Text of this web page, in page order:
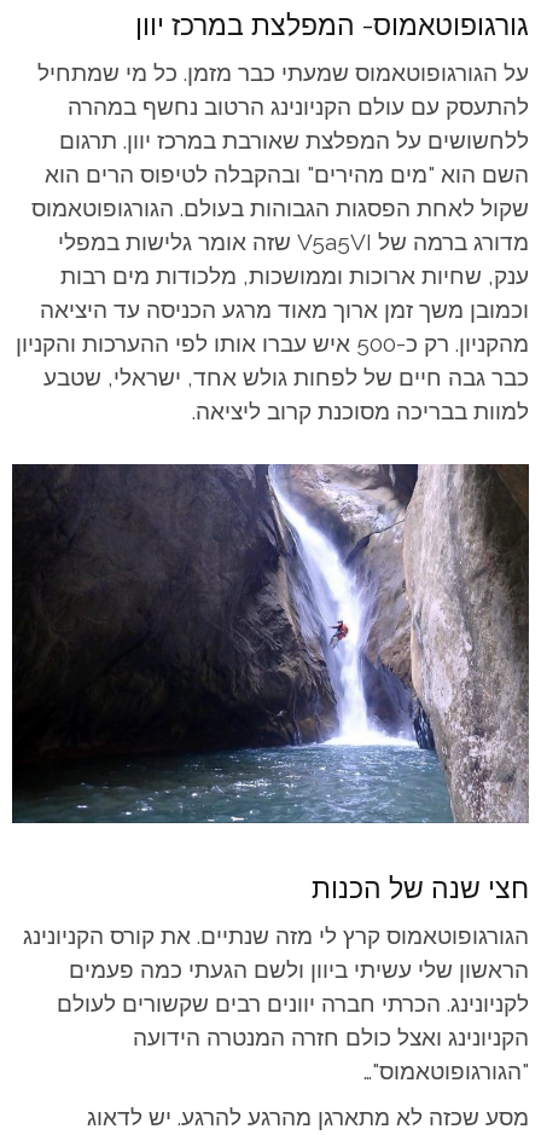
גורגופוטאמוס- המפלצת במרכז יוון
על הגורגופוטאמוס שמעתי כבר מזמן. כל מי שמתחיל
להתעסק עם עולם הקניונינג הרטוב נחשף במהרה
ללחשושים על המפלצת שאורבת במרכז יוון. תרגום
השם הוא "מים מהירים" ובהקבלה לטיפוס הרים הוא
שקול לאחת הפסגות הגבוהות בעולם. הגורגופוטאמוס
מדורג ברמה של V5a5VI שזה אומר גלישות במפלי
ענק, שחיות ארוכות וממושכות, מלכודות מים רבות
וכמובן משך זמן ארוך מאוד מרגע הכניסה עד היציאה
מהקניון. רק כ-500 איש עברו אותו לפי ההערכות והקניון
כבר גבה חיים של לפחות גולש אחד, ישראלי, שטבע
למוות בבריכה מסוכנת קרוב ליציאה.
חצי שנה של הכנות
הגורגופוטאמוס קרץ לי מזה שנתיים. את קורס הקניונינג
הראשון שלי עשיתי ביוון ולשם הגעתי כמה פעמים
לקניונינג. הכרתי חברה יוונים רבים שקשורים לעולם
הקניונינג ואצל כולם חזרה המנטרה הידועה
"הגורגופוטאמוס"…
מסע שכזה לא מתארגן מהרגע להרגע. יש לדאוג